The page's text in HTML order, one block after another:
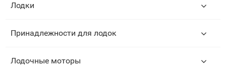
Лодки
Принадлежности для лодок
Лодочные моторы